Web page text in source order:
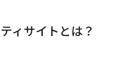
ィサイトとは？